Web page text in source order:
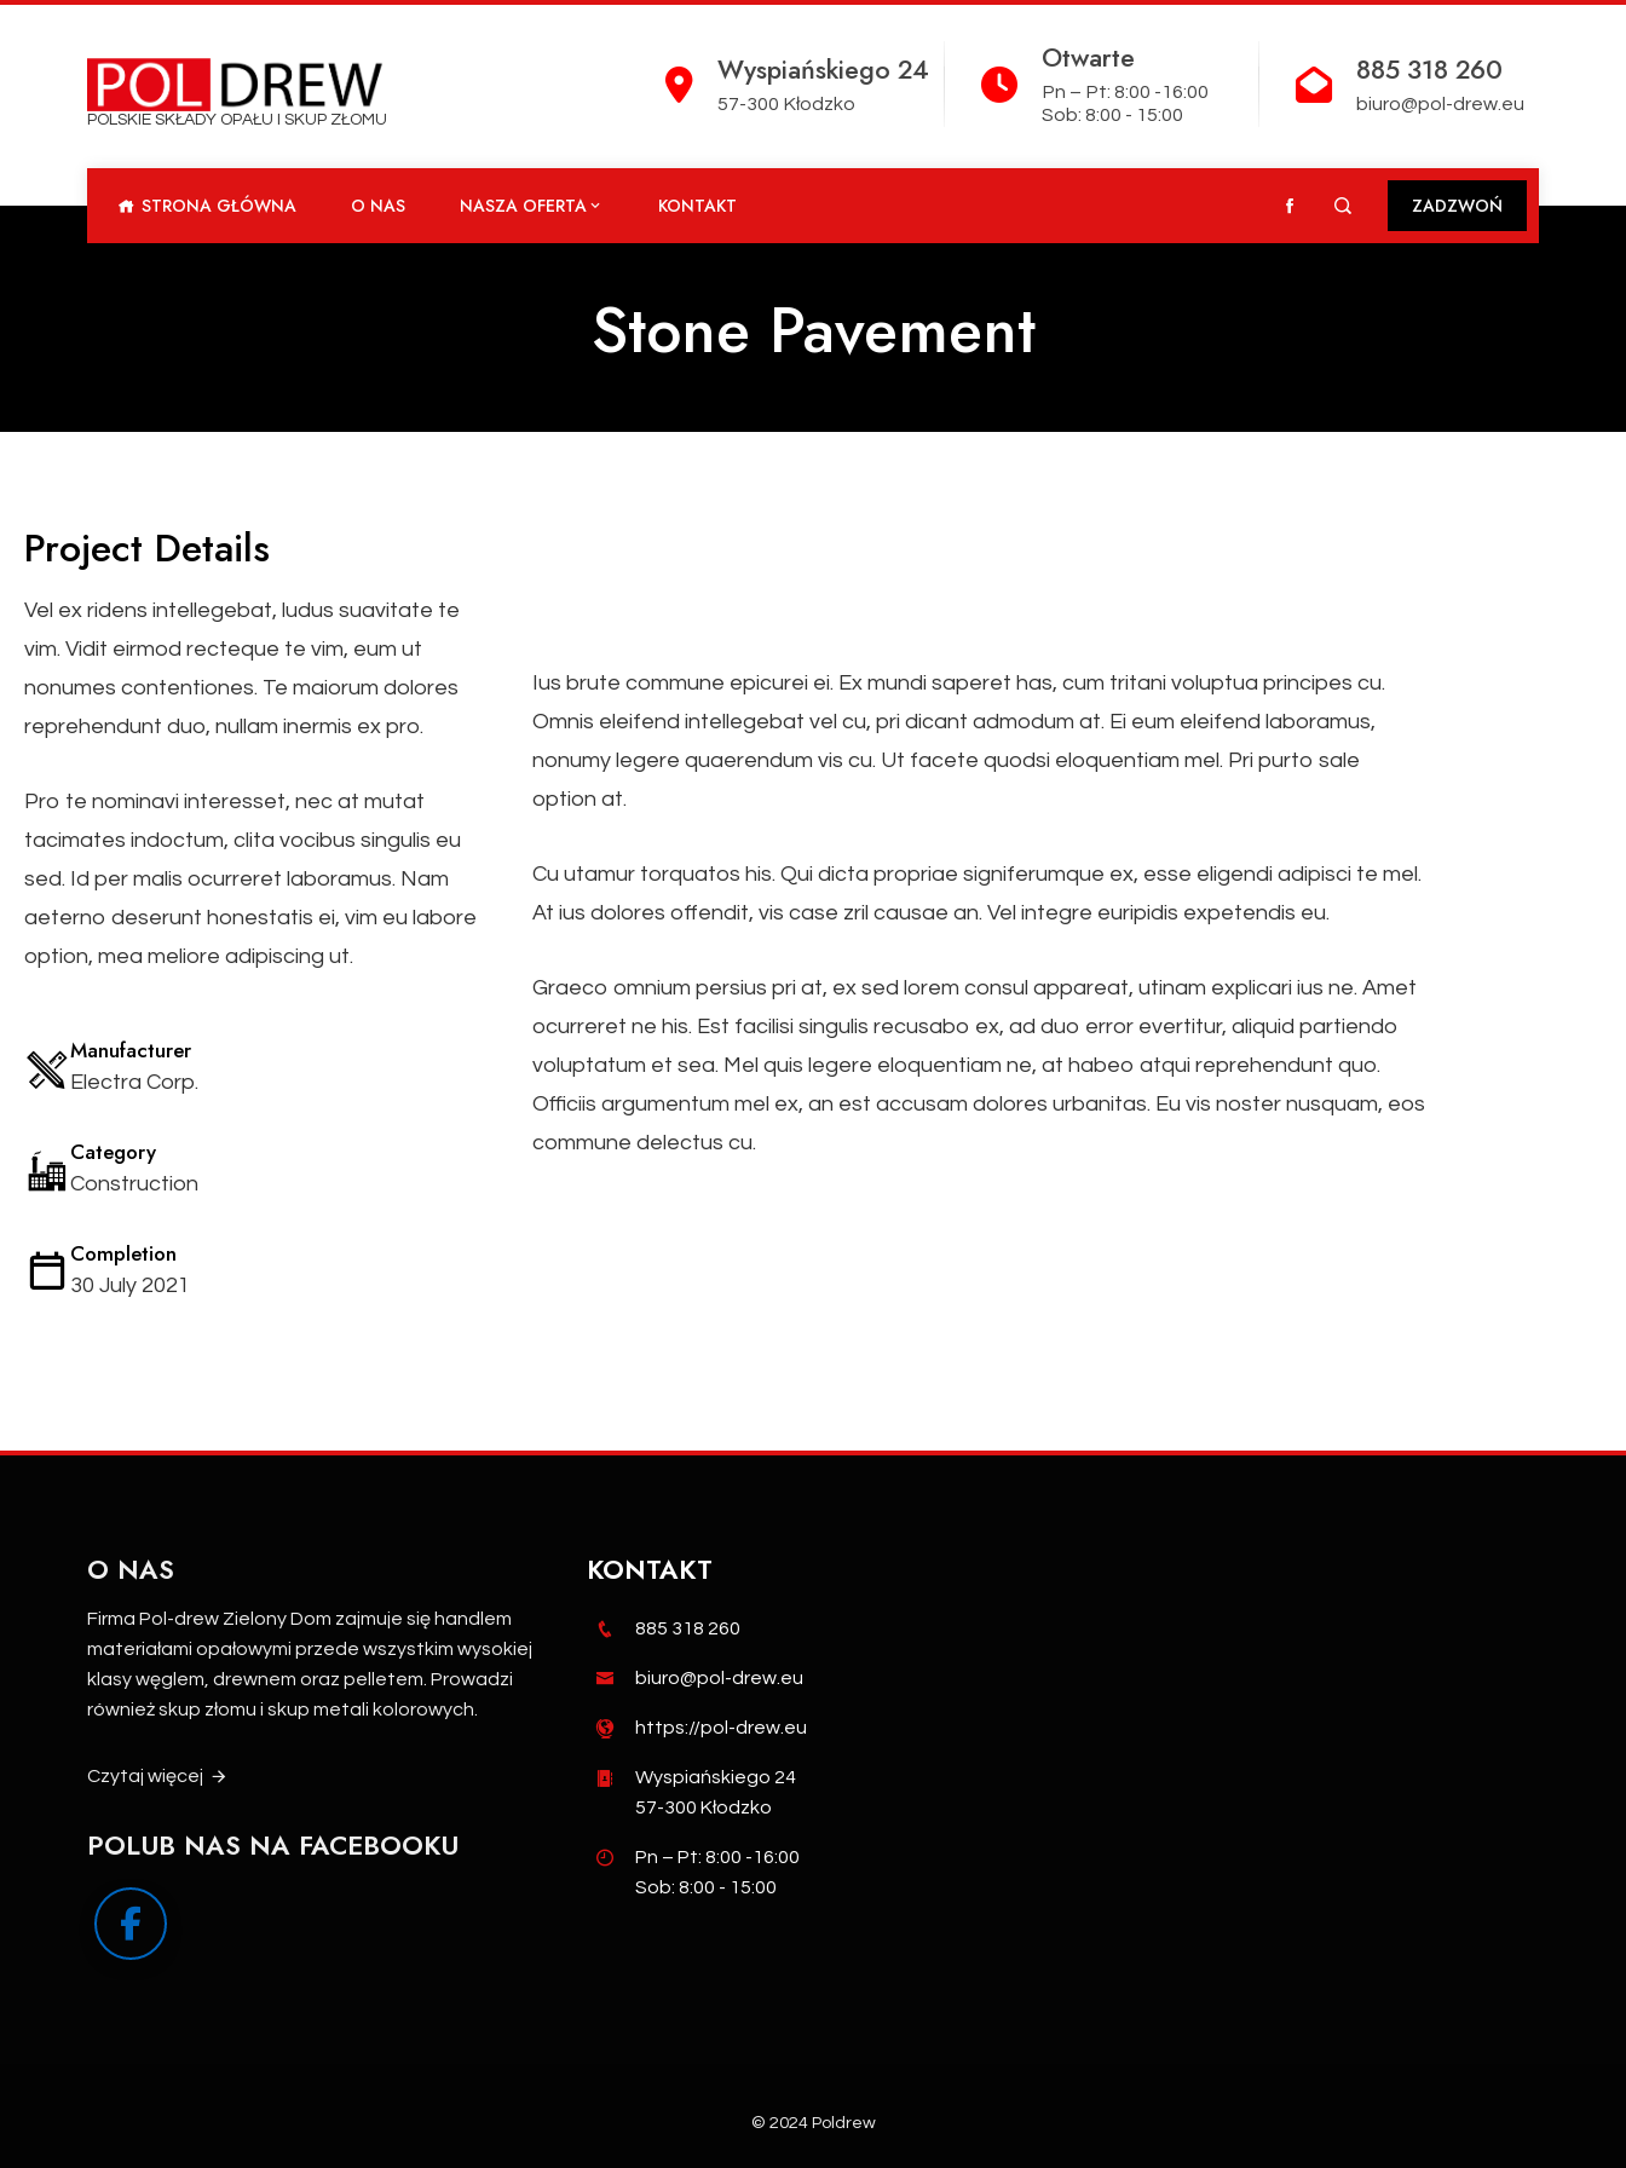
POLSKIE SKŁADY OPAŁU I SKUP ZŁOMU
Wyspiańskiego 24
57-300 Kłodzko
Otwarte
Pn – Pt: 8:00 -16:00
Sob: 8:00 - 15:00
885 318 260
biuro@pol-drew.eu
STRONA GŁÓWNA O NAS NASZA OFERTA KONTAKT ZADZWOŃ
Stone Pavement
Project Details
Vel ex ridens intellegebat, ludus suavitate te
vim. Vidit eirmod recteque te vim, eum ut
nonumes contentiones. Te maiorum dolores
reprehendunt duo, nullam inermis ex pro.
Pro te nominavi interesset, nec at mutat
tacimates indoctum, clita vocibus singulis eu
sed. Id per malis ocurreret laboramus. Nam
aeterno deserunt honestatis ei, vim eu labore
option, mea meliore adipiscing ut.
Manufacturer
Electra Corp.
Category
Construction
Completion
30 July 2021
Ius brute commune epicurei ei. Ex mundi saperet has, cum tritani voluptua principes cu.
Omnis eleifend intellegebat vel cu, pri dicant admodum at. Ei eum eleifend laboramus,
nonumy legere quaerendum vis cu. Ut facete quodsi eloquentiam mel. Pri purto sale
option at.
Cu utamur torquatos his. Qui dicta propriae signiferumque ex, esse eligendi adipisci te mel.
At ius dolores offendit, vis case zril causae an. Vel integre euripidis expetendis eu.
Graeco omnium persius pri at, ex sed lorem consul appareat, utinam explicari ius ne. Amet
ocurreret ne his. Est facilisi singulis recusabo ex, ad duo error evertitur, aliquid partiendo
voluptatum et sea. Mel quis legere eloquentiam ne, at habeo atqui reprehendunt quo.
Officiis argumentum mel ex, an est accusam dolores urbanitas. Eu vis noster nusquam, eos
commune delectus cu.
O NAS
Firma Pol-drew Zielony Dom zajmuje się handlem
materiałami opałowymi przede wszystkim wysokiej
klasy węglem, drewnem oraz pelletem. Prowadzi
również skup złomu i skup metali kolorowych.
Czytaj więcej
POLUB NAS NA FACEBOOKU
KONTAKT
885 318 260
biuro@pol-drew.eu
https://pol-drew.eu
Wyspiańskiego 24
57-300 Kłodzko
Pn – Pt: 8:00 -16:00
Sob: 8:00 - 15:00
© 2024 Poldrew